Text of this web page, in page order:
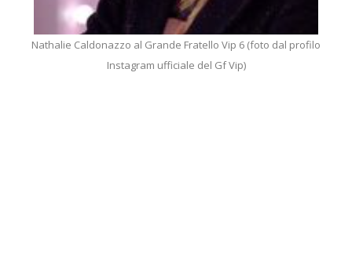
Nathalie Caldonazzo al Grande Fratello Vip 6 (foto dal profilo
Instagram ufficiale del Gf Vip)